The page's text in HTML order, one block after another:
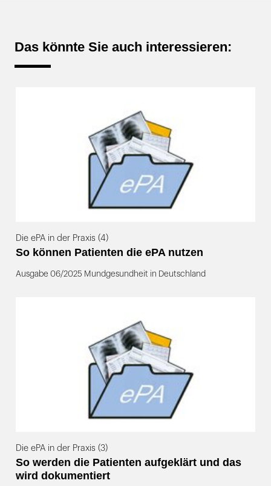
Das könnte Sie auch interessieren:
Die ePA in der Praxis (4)
So können Patienten die ePA nutzen
Ausgabe 06/2025 Mundgesundheit in Deutschland
Die ePA in der Praxis (3)
So werden die Patienten aufgeklärt und das
wird dokumentiert